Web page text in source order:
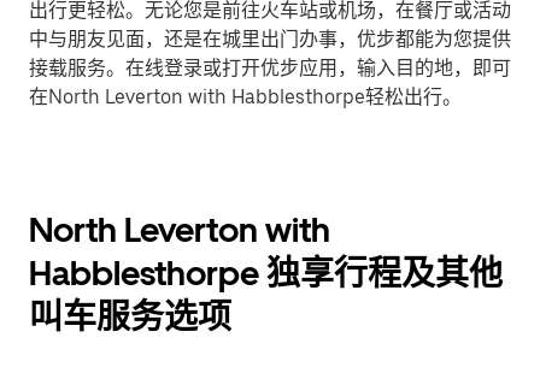
出行更轻松。无论您是前往火车站或机场，在餐厅或活动
中与朋友见面，还是在城里出门办事，优步都能为您提供
接载服务。在线登录或打开优步应用，输入目的地，即可
在North Leverton with Habblesthorpe轻松出行。
North Leverton with
Habblesthorpe 独享行程及其他
叫车服务选项